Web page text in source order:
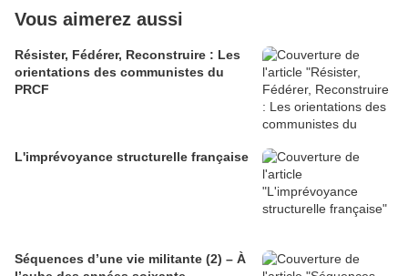
Vous aimerez aussi
Résister, Fédérer, Reconstruire : Les
orientations des communistes du
PRCF
L'imprévoyance structurelle française
Séquences d’une vie militante (2) – À